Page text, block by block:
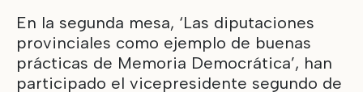
En la segunda mesa, ‘Las diputaciones
provinciales como ejemplo de buenas
prácticas de Memoria Democrática’, han
participado el vicepresidente segundo de